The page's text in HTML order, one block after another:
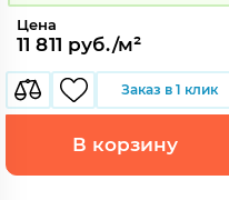
Цена
11 811 руб./м²
Заказ в 1 клик
В корзину